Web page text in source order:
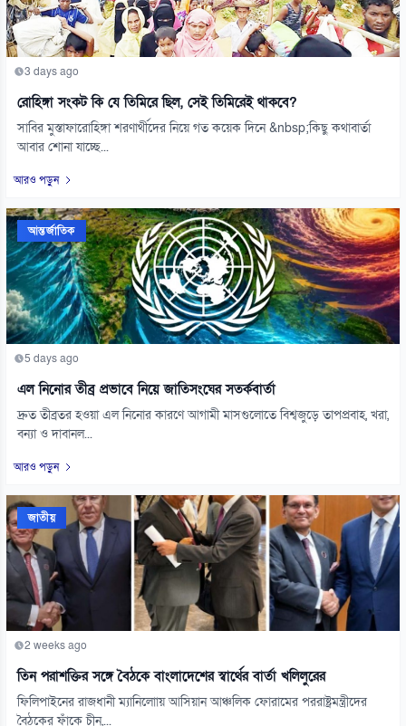
3 days ago
রোহিঙ্গা সংকট কি যে তিমিরে ছিল, সেই তিমিরেই থাকবে?
সাবির মুস্তাফারোহিঙ্গা শরণার্থীদের নিয়ে গত কয়েক দিনে &nbsp;কিছু কথাবার্তা
আবার শোনা যাচ্ছে...
আরও পড়ুন
আন্তর্জাতিক
5 days ago
এল নিনোর তীব্র প্রভাবে নিয়ে জাতিসংঘের সতর্কবার্তা
দ্রুত তীব্রতর হওয়া এল নিনোর কারণে আগামী মাসগুলোতে বিশ্বজুড়ে তাপপ্রবাহ, খরা,
বন্যা ও দাবানল...
আরও পড়ুন
জাতীয়
2 weeks ago
তিন পরাশক্তির সঙ্গে বৈঠকে বাংলাদেশের স্বার্থের বার্তা খলিলুরের
ফিলিপাইনের রাজধানী ম্যানিলোায় আসিয়ান আঞ্চলিক ফোরামের পররাষ্ট্রমন্ত্রীদের
বৈঠকের ফাঁকে চীন,...